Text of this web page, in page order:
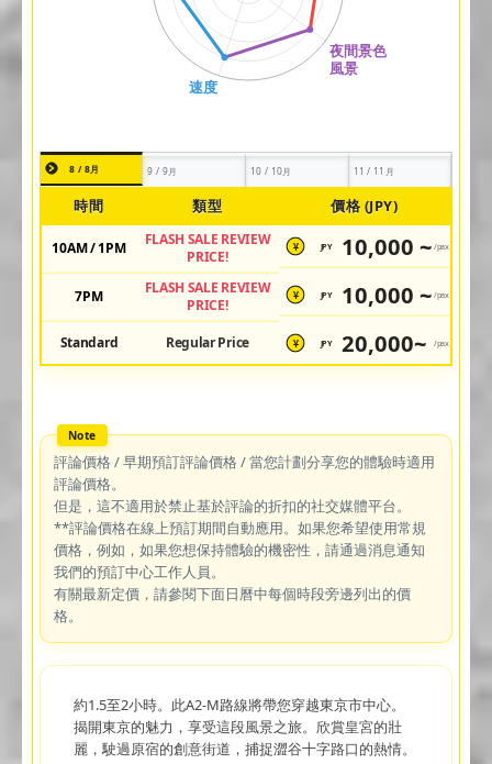
8 / 8月 9 / 9月 10 / 10月 11 / 11月
時間 類型 價格 (JPY)
10AM / 1PM
FLASH SALE REVIEW
PRICE!
¥ JPY 10,000 ~ /pax
7PM
FLASH SALE REVIEW
PRICE!
¥ JPY 10,000 ~ /pax
Standard Regular Price ¥ JPY 20,000~ /pax
評論價格 / 早期預訂評論價格 / 當您計劃分享您的體驗時適用
評論價格。
但是，這不適用於禁止基於評論的折扣的社交媒體平台。
**評論價格在線上預訂期間自動應用。如果您希望使用常規
價格，例如，如果您想保持體驗的機密性，請通過消息通知
我們的預訂中心工作人員。
有關最新定價，請參閱下面日曆中每個時段旁邊列出的價
格。
約1.5至2小時。此A2-M路線將帶您穿越東京市中心。
揭開東京的魅力，享受這段風景之旅。欣賞皇宮的壯
麗，駛過原宿的創意街道，捕捉澀谷十字路口的熱情。